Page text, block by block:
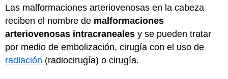
Las malformaciones arteriovenosas en la cabeza
reciben el nombre de malformaciones
arteriovenosas intracraneales y se pueden tratar
por medio de embolización, cirugía con el uso de
radiación (radiocirugía) o cirugía.